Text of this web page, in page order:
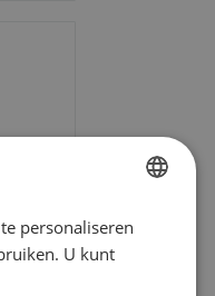
DUTCH
ENGLISH
personaliseren
U kunt